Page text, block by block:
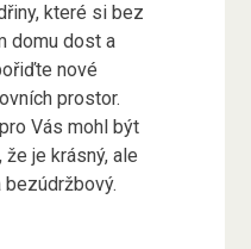
které si bez
domu dost a
nové
prostor.
Vás mohl být
je krásný, ale